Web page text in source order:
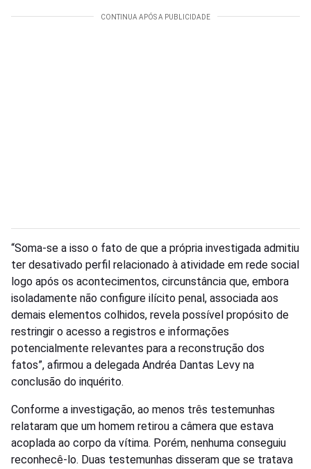
“Soma-se a isso o fato de que a própria investigada admitiu
ter desativado perfil relacionado à atividade em rede social
logo após os acontecimentos, circunstância que, embora
isoladamente não configure ilícito penal, associada aos
demais elementos colhidos, revela possível propósito de
restringir o acesso a registros e informações
potencialmente relevantes para a reconstrução dos
fatos”, afirmou a delegada Andréa Dantas Levy na
conclusão do inquérito.
Conforme a investigação, ao menos três testemunhas
relataram que um homem retirou a câmera que estava
acoplada ao corpo da vítima. Porém, nenhuma conseguiu
reconhecê-lo. Duas testemunhas disseram que se tratava